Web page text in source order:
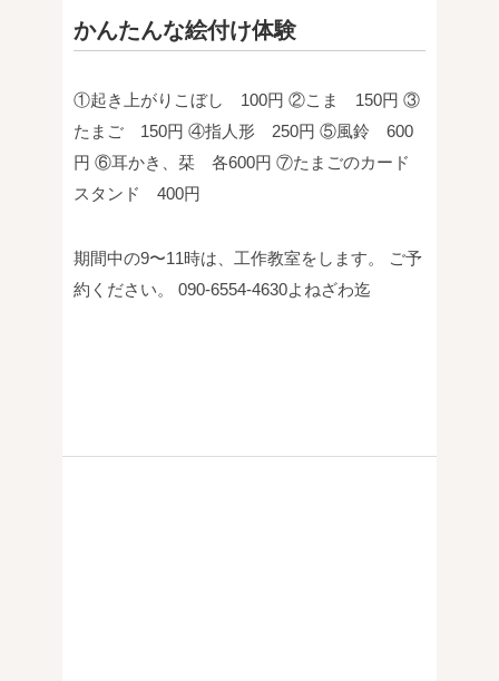
かんたんな絵付け体験
①起き上がりこぼし 100円 ②こま 150円 ③
たまご 150円 ④指人形 250円 ⑤風鈴 600
円 ⑥耳かき、栞 各600円 ⑦たまごのカード
スタンド 400円
期間中の9〜11時は、工作教室をします。
ご予
約ください。
090-6554-4630よねざわ迄